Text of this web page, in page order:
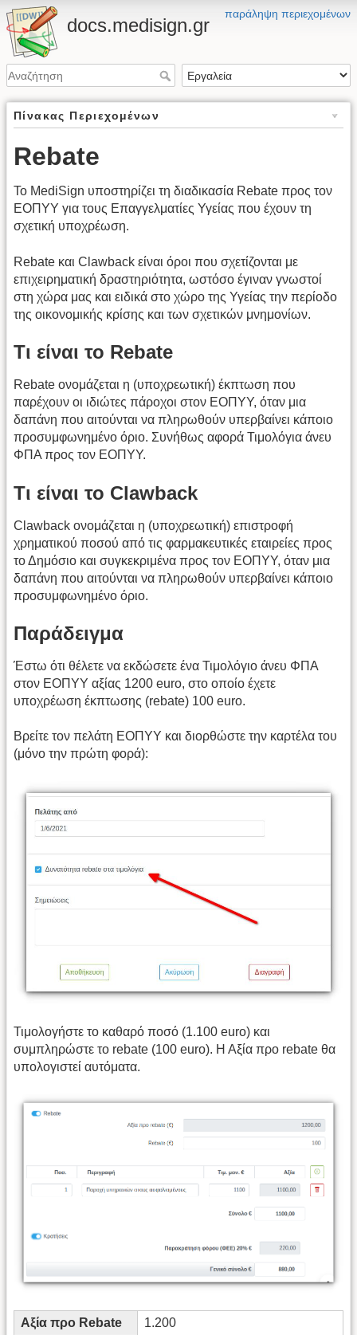
παράληψη περιεχομένων
docs.medisign.gr
Πίνακας Περιεχομένων
Rebate
Το MediSign υποστηρίζει τη διαδικασία Rebate προς τον
ΕΟΠΥΥ για τους Επαγγελματίες Υγείας που έχουν τη
σχετική υποχρέωση.
Rebate και Clawback είναι όροι που σχετίζονται με
επιχειρηματική δραστηριότητα, ωστόσο έγιναν γνωστοί
στη χώρα μας και ειδικά στο χώρο της Υγείας την περίοδο
της οικονομικής κρίσης και των σχετικών μνημονίων.
Τι είναι το Rebate
Rebate ονομάζεται η (υποχρεωτική) έκπτωση που
παρέχουν οι ιδιώτες πάροχοι στον ΕΟΠΥΥ, όταν μια
δαπάνη που αιτούνται να πληρωθούν υπερβαίνει κάποιο
προσυμφωνημένο όριο. Συνήθως αφορά Τιμολόγια άνευ
ΦΠΑ προς τον ΕΟΠΥΥ.
Τι είναι το Clawback
Clawback ονομάζεται η (υποχρεωτική) επιστροφή
χρηματικού ποσού από τις φαρμακευτικές εταιρείες προς
το Δημόσιο και συγκεκριμένα προς τον ΕΟΠΥΥ, όταν μια
δαπάνη που αιτούνται να πληρωθούν υπερβαίνει κάποιο
προσυμφωνημένο όριο.
Παράδειγμα
Έστω ότι θέλετε να εκδώσετε ένα Τιμολόγιο άνευ ΦΠΑ
στον ΕΟΠΥΥ αξίας 1200 euro, στο οποίο έχετε
υποχρέωση έκπτωσης (rebate) 100 euro.
Βρείτε τον πελάτη ΕΟΠΥΥ και διορθώστε την καρτέλα του
(μόνο την πρώτη φορά):
Τιμολογήστε το καθαρό ποσό (1.100 euro) και
συμπληρώστε το rebate (100 euro). Η Αξία προ rebate θα
υπολογιστεί αυτόματα.
Αξία προ Rebate
1.200